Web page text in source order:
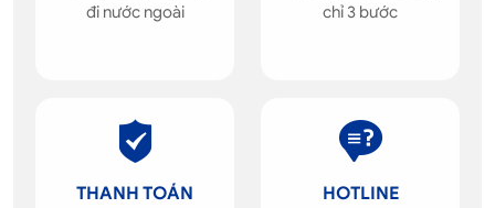
đi nước ngoài
chỉ 3 bước
THANH TOÁN HOTLINE